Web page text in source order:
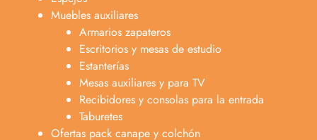
Muebles auxiliares
Armarios zapateros
Escritorios y mesas de estudio
Estanterías
Mesas auxiliares y para TV
Recibidores y consolas para la entrada
Taburetes
Ofertas pack canape y colchón